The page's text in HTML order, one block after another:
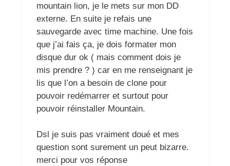
mountain lion, je le mets sur mon DD
externe. En suite je refais une
sauvegarde avec time machine. Une fois
que j’ai fais ça, je dois formater mon
disque dur ok ( mais comment dois je
mis prendre ? ) car en me renseignant je
lis que l’on a besoin de clone pour
pouvoir redémarrer et surtout pour
pouvoir réinstaller Mountain.
Dsl je suis pas vraiment doué et mes
question sont surement un peut bizarre.
merci pour vos réponse